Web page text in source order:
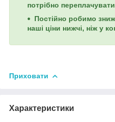
потрібно
Постійно робимо
наші ціни нижчі, ніж у
Приховати
Характеристики